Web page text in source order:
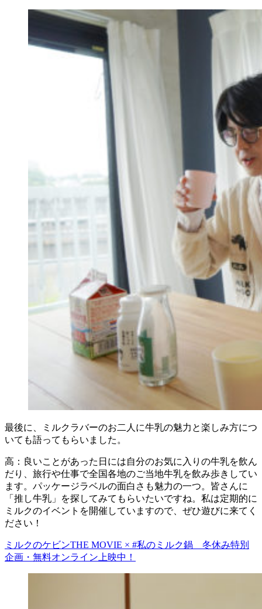
最後に、ミルクラバーのお二人に牛乳の魅力と楽しみ方につ
いても語ってもらいました。
高：良いことがあった日には自分のお気に入りの牛乳を飲ん
だり、旅行や仕事で全国各地のご当地牛乳を飲み歩きしてい
ます。パッケージラベルの面白さも魅力の一つ。皆さんに
「推し牛乳」を探してみてもらいたいですね。私は定期的に
ミルクのイベントを開催していますので、ぜひ遊びに来てく
ださい！
ミルクのケビンTHE MOVIE × #私のミルク鍋 冬休み特別
企画・無料オンライン上映中！